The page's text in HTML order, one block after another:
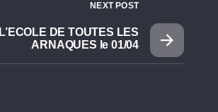
NEXT POST
L’ECOLE DE TOUTES LES
ARNAQUES le 01/04